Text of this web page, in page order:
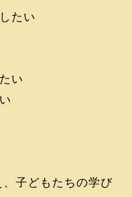
たい
い
子どもたちの学び